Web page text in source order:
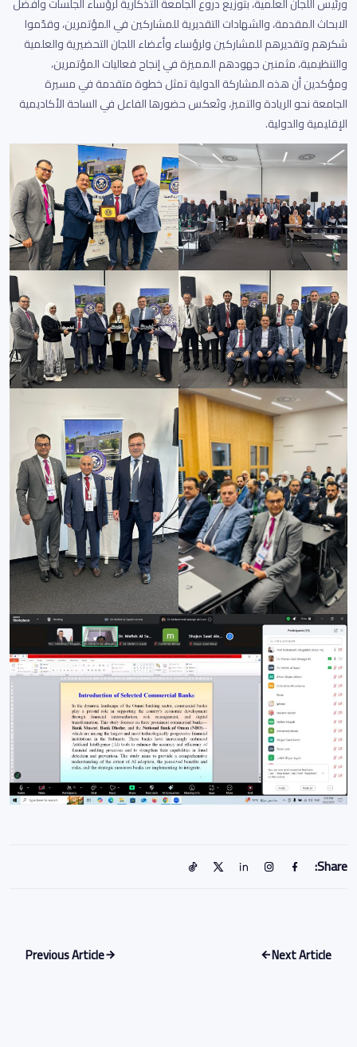
الابحاث المقدمة، والشهادات التقديرية للمشاركين في المؤتمرين، وقدّموا
شكرهم وتقديرهم للمشاركين ولرؤساء وأعضاء اللجان التحضيرية والعلمية
والتنظيمية، مثمنين جهودهم المميزة في إنجاح فعاليات المؤتمرين،
ومؤكدين أن هذه المشاركة الدولية تمثل خطوة متقدمة في مسيرة
الجامعة نحو الريادة والتميز، وتَعكس حضورها الفاعل في الساحة الأكاديمية
الإقليمية والدولية.
Share:
Next Article
Previous Article